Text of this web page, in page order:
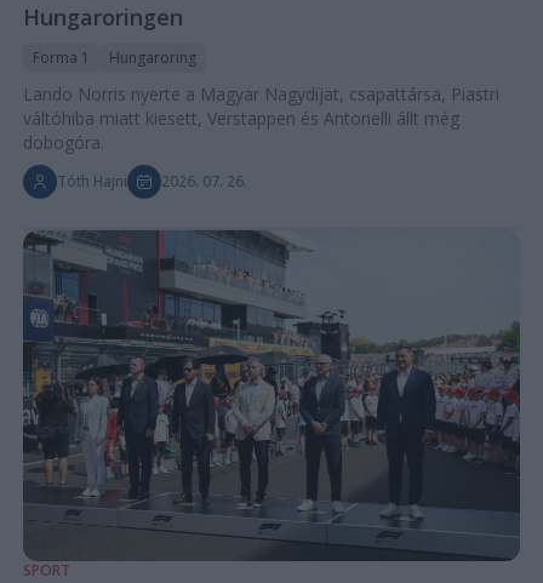
Hungaroringen
Forma 1 Hungaroring
Lando Norris nyerte a Magyar Nagydíjat, csapattársa, Piastri
váltóhiba miatt kiesett, Verstappen és Antonelli állt még
dobogóra.
Tóth Hajni 2026. 07. 26.
SPORT